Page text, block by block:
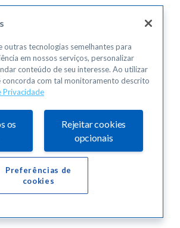
outras tecnologias semelhantes para
em nossos serviços, personalizar
conteúdo de seu interesse. Ao utilizar
concorda com tal monitoramento descrito
Privacidade
os
Rejeitar cookies
opcionais
Preferências de
cookies